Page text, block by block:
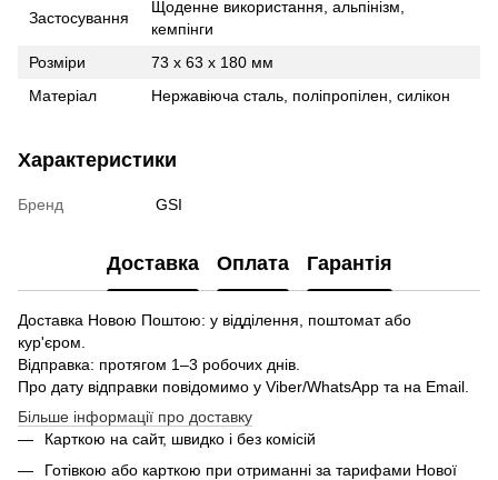
Застосування
Щоденне використання, альпінізм,
кемпінги
Розміри
73 х 63 х 180 мм
Матеріал
Нержавіюча сталь, поліпропілен, силікон
Характеристики
Бренд GSI
Доставка Оплата Гарантія
Доставка Новою Поштою: у відділення, поштомат або
кур'єром.
Відправка: протягом 1–3 робочих днів.
Про дату відправки повідомимо у Viber/WhatsApp та на Email.
Більше інформації про доставку
Карткою на сайт, швидко і без комісій
Готівкою або карткою при отриманні за тарифами Нової